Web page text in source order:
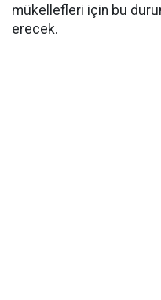
mükellefleri için bu
erecek.